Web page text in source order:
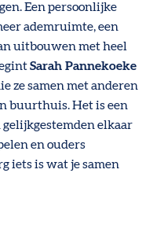
Een persoonlijke
ademruimte, een
uitbouwen met heel
Sarah Pannekoeke
ze samen met anderen
buurthuis. Het is een
elkaar
en ouders
iets is wat je samen